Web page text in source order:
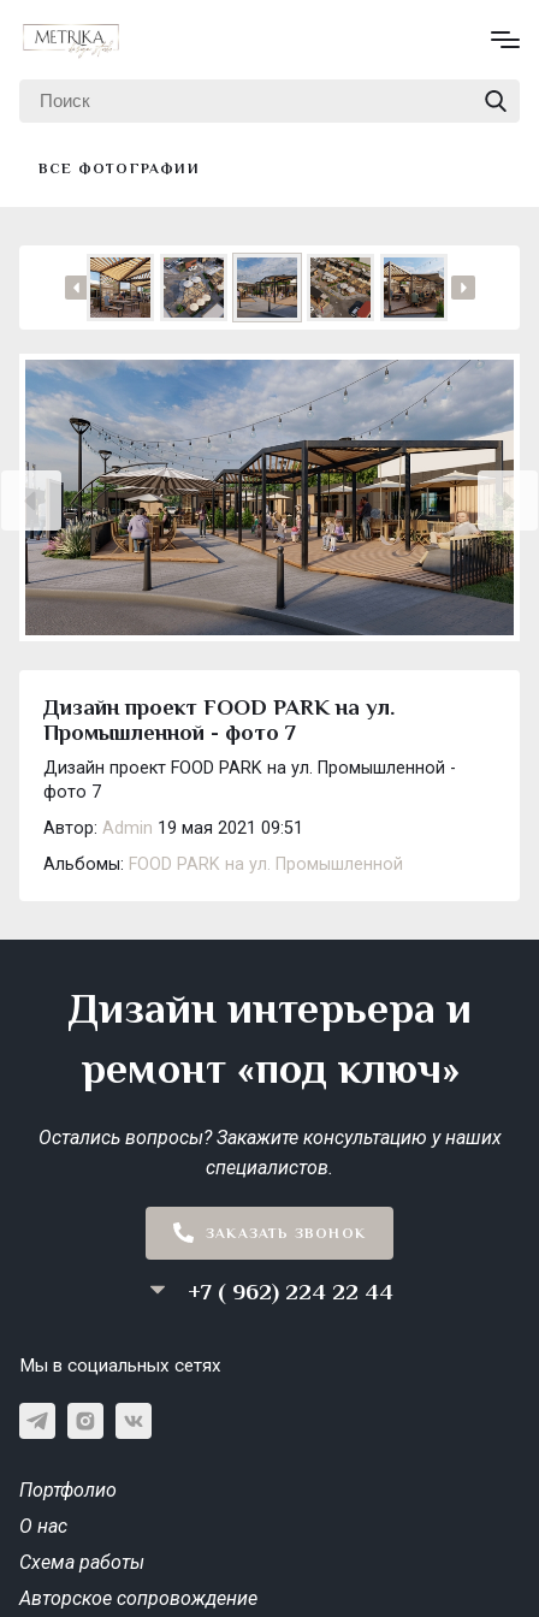
ВСЕ ФОТОГРАФИИ
Дизайн проект FOOD PARK на ул.
Промышленной - фото 7
Дизайн проект FOOD PARK на ул. Промышленной -
фото 7
Автор: Admin 19 мая 2021 09:51
Альбомы: FOOD PARK на ул. Промышленной
Дизайн интерьера и
ремонт «под ключ»
Остались вопросы? Закажите консультацию у наших
специалистов.
ЗАКАЗАТЬ ЗВОНОК
+7 ( 962) 224 22 44
Мы в социальных сетях
Портфолио
О нас
Схема работы
Авторское сопровождение